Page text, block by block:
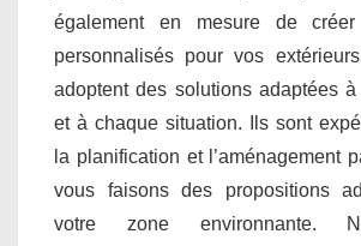
également en mesure de
personnalisés pour vos
adoptent des solutions adaptées
et à chaque situation. Ils sont
la planification et l’aménagement
vous faisons des propositions
votre zone environnante.